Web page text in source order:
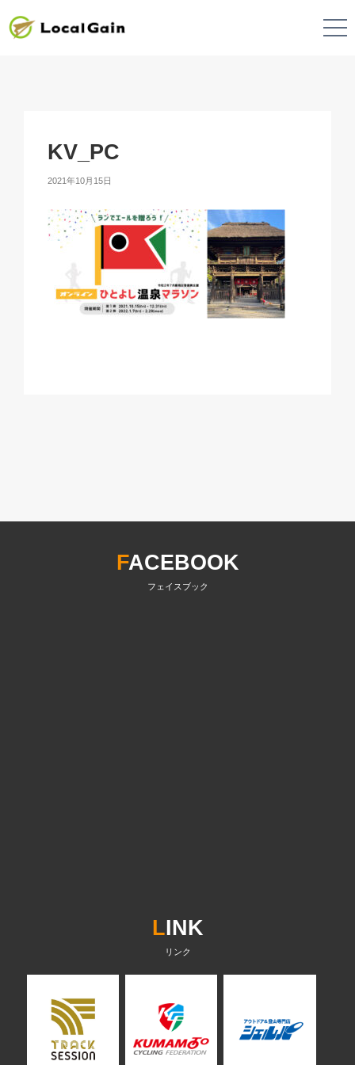
KV_PC
2021年10月15日
LINK
FACEBOOK